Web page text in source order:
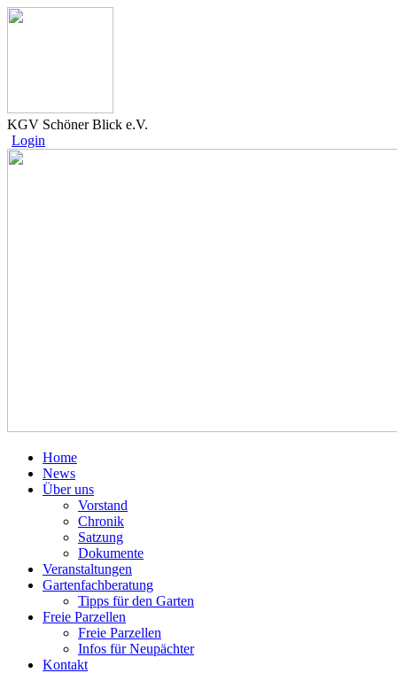
KGV Schöner Blick e.V.
Login
Home
News
Über uns
Vorstand
Chronik
Satzung
Dokumente
Veranstaltungen
Gartenfachberatung
Tipps für den Garten
Freie Parzellen
Freie Parzellen
Infos für Neupächter
Kontakt